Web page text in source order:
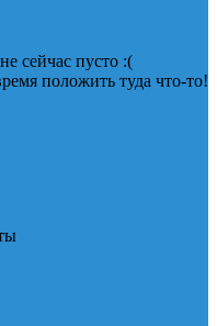
сейчас пусто :(
положить туда что-то!